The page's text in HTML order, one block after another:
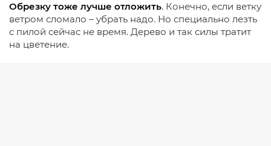
Обрезку тоже лучше отложить. Конечно, если ветку
ветром сломало – убрать надо. Но специально лезть
с пилой сейчас не время. Дерево и так силы тратит
на цветение.